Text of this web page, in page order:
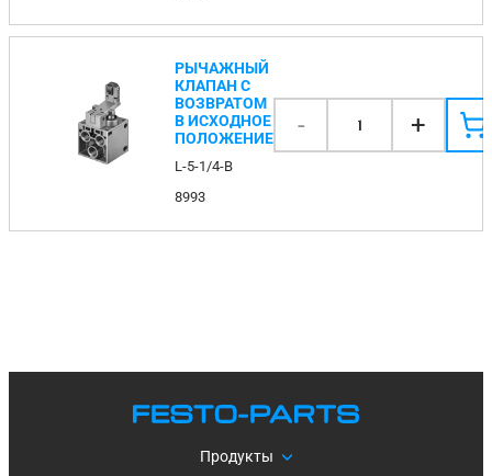
РЫЧАЖНЫЙ
КЛАПАН С
ВОЗВРАТОМ
В ИСХОДНОЕ
ПОЛОЖЕНИЕ
L-5-1/4-B
8993
- 1 +
Продукты